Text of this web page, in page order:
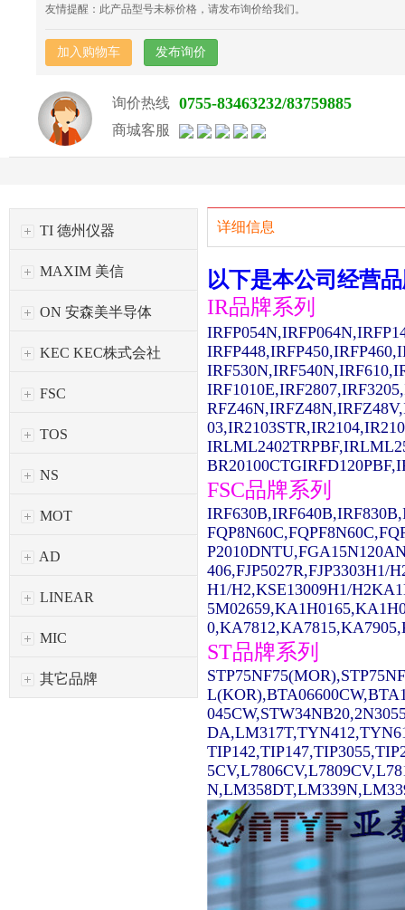
友情提醒：此产品型号未标价格，请发布询价给我们。
加入购物车 发布询价
询价热线 0755-83463232/83759885
商城客服
TI 德州仪器
MAXIM 美信
ON 安森美半导体
KEC KEC株式会社
FSC
TOS
NS
MOT
AD
LINEAR
MIC
其它品牌
详细信息
以下是本公司经营
IR品牌系列
FSC品牌系列
406,FJP5027R,FJP3303H1/
H1/H2,KSE13009H1/
ST品牌系列